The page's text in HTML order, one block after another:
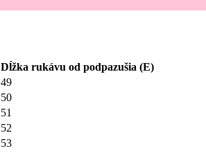
Dĺžka rukávu od podpazušia (E)
49
50
51
52
53